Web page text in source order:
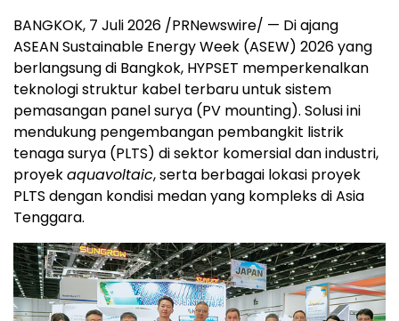
BANGKOK, 7 Juli 2026 /PRNewswire/ — Di ajang
ASEAN Sustainable Energy Week (ASEW) 2026 yang
berlangsung di Bangkok, HYPSET memperkenalkan
teknologi struktur kabel terbaru untuk sistem
pemasangan panel surya (PV mounting). Solusi ini
mendukung pengembangan pembangkit listrik
tenaga surya (PLTS) di sektor komersial dan industri,
proyekaquavoltaic, serta berbagai lokasi proyek
PLTS dengan kondisi medan yang kompleks di Asia
Tenggara.